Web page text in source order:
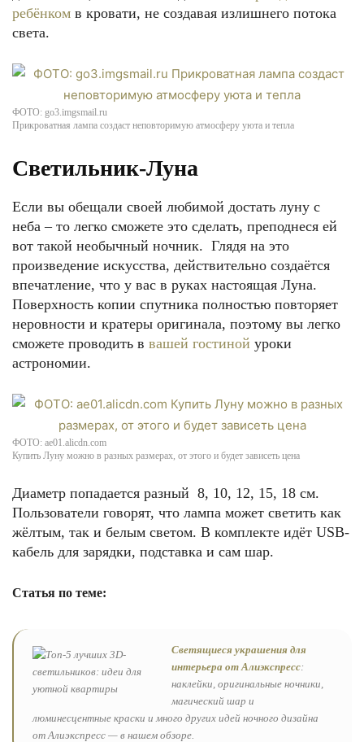
ребёнком в кровати, не создавая излишнего потока
света.
ФОТО: go3.imgsmail.ru
Прикроватная лампа создаст неповторимую атмосферу уюта и тепла
Светильник-Луна
Если вы обещали своей любимой достать луну с
неба – то легко сможете это сделать, преподнеся ей
вот такой необычный ночник. Глядя на это
произведение искусства, действительно создаётся
впечатление, что у вас в руках настоящая Луна.
Поверхность копии спутника полностью повторяет
неровности и кратеры оригинала, поэтому вы легко
сможете проводить в вашей гостиной уроки
астрономии.
ФОТО: ae01.alicdn.com
Купить Луну можно в разных размерах, от этого и будет зависеть цена
Диаметр попадается разный 8, 10, 12, 15, 18 см.
Пользователи говорят, что лампа может светить как
жёлтым, так и белым светом. В комплекте идёт USB-
кабель для зарядки, подставка и сам шар.
Статья по теме:
Светящиеся украшения для
интерьера от Алиэкспресс:
наклейки, оригинальные ночники,
магический шар и
люминесцентные краски и много других идей ночного дизайна
от Алиэкспресс — в нашем обзоре.